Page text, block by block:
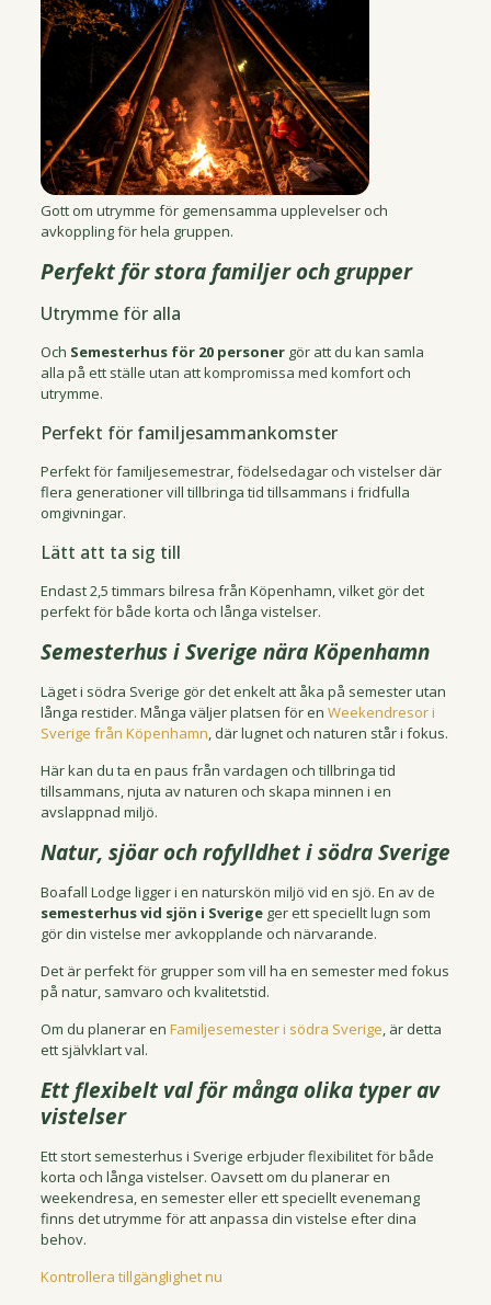
Gott om utrymme för gemensamma upplevelser och
avkoppling för hela gruppen.
Perfekt för stora familjer och grupper
Utrymme för alla
Och Semesterhus för 20 personergör att du kan samla
alla på ett ställe utan att kompromissa med komfort och
utrymme.
Perfekt för familjesammankomster
Perfekt för familjesemestrar, födelsedagar och vistelser där
flera generationer vill tillbringa tid tillsammans i fridfulla
omgivningar.
Lätt att ta sig till
Endast 2,5 timmars bilresa från Köpenhamn, vilket gör det
perfekt för både korta och långa vistelser.
Semesterhus i Sverige nära Köpenhamn
Läget i södra Sverige gör det enkelt att åka på semester utan
långa restider. Många väljer platsen för en Weekendresor i
Sverige från Köpenhamn, där lugnet och naturen står i fokus.
Här kan du ta en paus från vardagen och tillbringa tid
tillsammans, njuta av naturen och skapa minnen i en
avslappnad miljö.
Natur, sjöar och rofylldhet i södra Sverige
Boafall Lodge ligger i en naturskön miljö vid en sjö. En av de
semesterhus vid sjön i Sverigeger ett speciellt lugn som
gör din vistelse mer avkopplande och närvarande.
Det är perfekt för grupper som vill ha en semester med fokus
på natur, samvaro och kvalitetstid.
Om du planerar en Familjesemester i södra Sverige, är detta
ett självklart val.
Ett flexibelt val för många olika typer av
vistelser
Ett stort semesterhus i Sverige erbjuder flexibilitet för både
korta och långa vistelser. Oavsett om du planerar en
weekendresa, en semester eller ett speciellt evenemang
finns det utrymme för att anpassa din vistelse efter dina
behov.
Kontrollera tillgänglighet nu